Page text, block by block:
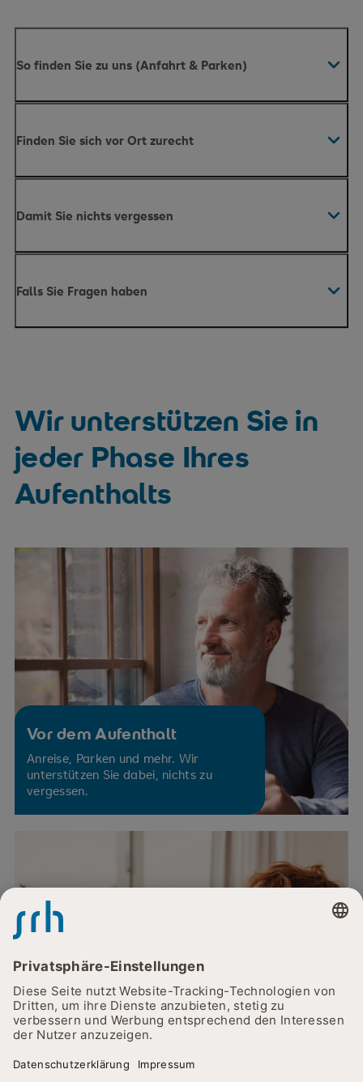
So finden Sie zu uns (Anfahrt & Parken)
98527 Suhl
Auto
Finden Sie sich vor Ort zurecht
Unser Lageplan
Damit Sie nichts vergessen
Patienten-Checkliste
PDF (101 KB)
Falls Sie Fragen haben
Wir unterstützen Sie in
jeder Phase Ihres
Aufenthalts
Vor dem Aufenthalt
Anreise, Parken und mehr. Wir
unterstützen Sie dabei, nichts zu
vergessen.
Während des Aufenthalts
Essen, Besuch, Orientierung - hier
finden Sie alles Wichtige von A bis Z.